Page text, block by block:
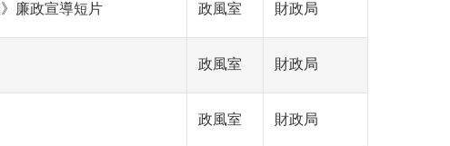
廉政宣導短片 政風室 財政局
政風室 財政局
政風室 財政局